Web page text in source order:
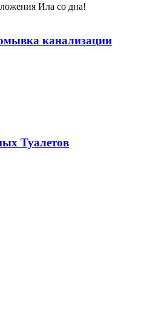
Ила со дна!
канализации
Туалетов